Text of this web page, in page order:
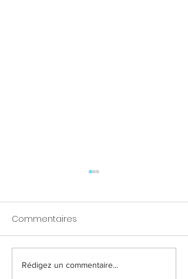
Action spéciale 1+1
Commentaires
Rédigez un commentaire...